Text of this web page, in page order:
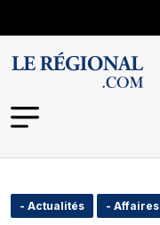
- Actualités - Affaires